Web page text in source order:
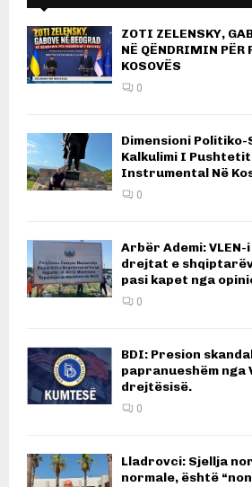
ZOTI ZELENSKY,
NË QËNDRIMIN PËR
KOSOVËS
0
Dimensioni
Kalkulimi I Pushtetit
Instrumental Në
0
Arbër Ademi:
drejtat e
pasi kapet nga
0
BDI: Presion
papranueshëm nga
drejtësisë.
0
Lladrovci: Sjellja
normale, është